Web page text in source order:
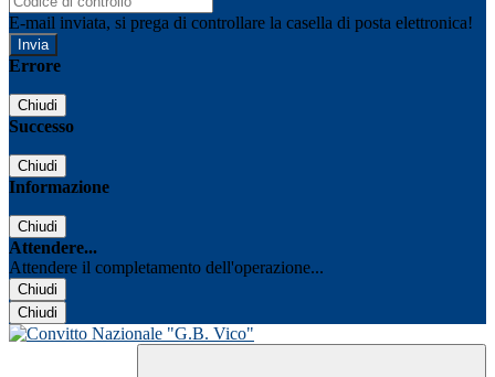
E-mail inviata, si prega di controllare la casella di posta elettronica!
Errore
Chiudi
Successo
Chiudi
Informazione
Chiudi
Attendere...
Attendere il completamento dell'operazione...
Chiudi
Chiudi